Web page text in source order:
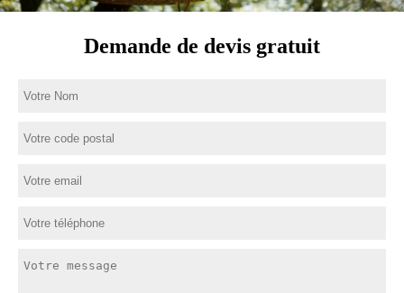
Demande de devis gratuit